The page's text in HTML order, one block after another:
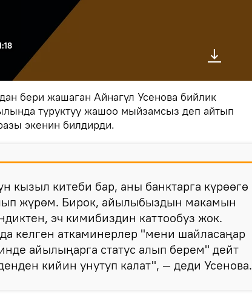
бери жашаган Айнагүл Усенова бийлик
туруктуу жашоо мыйзамсыз деп айтып
экенин билдирди.
кызыл китеби бар, аны банктарга күрөөгө
жүрөм. Бирок, айылыбыздын макамын
эч кимибиздин каттообуз жок.
келген аткаминерлер "мени шайласаңар
айылыңарга статус алып берем" дейт
кийин унутуп калат", — деди Усенова.